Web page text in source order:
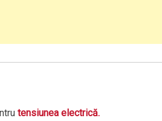
tensiunea electrică.